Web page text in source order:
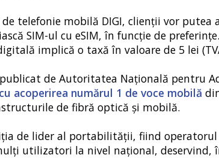
telefonie mobilă DIGI, clienții vor putea
SIM-ul cu eSIM, în funcție de
implică o taxă în valoare de 5 lei
de Autoritatea Naţională pentru
acoperirea numărul 1 de voce mobilă
de fibră optică și mobilă.
de lider al portabilității, fiind operatorul
utilizatori la nivel național, deservind,